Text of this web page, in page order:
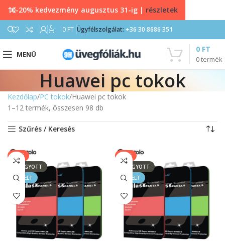
0 0 FT Ügyfélszolgálat: +36 30 8686 351
MENÜ
0termék
0 FT
Huawei pc tokok
Kezdőlap PC tokok Huawei pc tokok
1–12 termék, összesen 98 db
Szűrés / Keresés
SALE
ELFOGYOTT
KIEMELT
SALE
ELFOGYOTT
KIEMELT
10-20% kedvezmény augusztus 31-ig | részletek